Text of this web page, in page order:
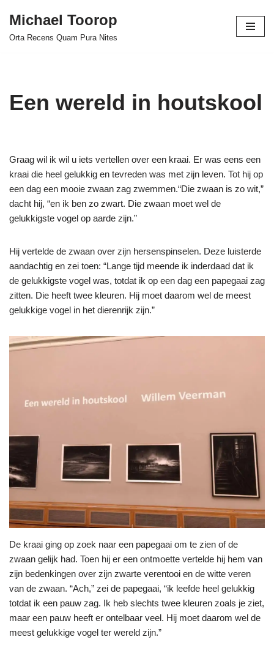
Ga
Michael Toorop
Orta Recens Quam Pura Nites
Een wereld in houtskool
Graag wil ik wil u iets vertellen over een kraai. Er was eens een
kraai die heel gelukkig en tevreden was met zijn leven. Tot hij op
een dag een mooie zwaan zag zwemmen.“Die zwaan is zo wit,”
dacht hij, “en ik ben zo zwart. Die zwaan moet wel de
gelukkigste vogel op aarde zijn.”
Hij vertelde de zwaan over zijn hersenspinselen. Deze luisterde
aandachtig en zei toen: “Lange tijd meende ik inderdaad dat ik
de gelukkigste vogel was, totdat ik op een dag een papegaai zag
zitten. Die heeft twee kleuren. Hij moet daarom wel de meest
gelukkige vogel in het dierenrijk zijn.”
De kraai ging op zoek naar een papegaai om te zien of de
zwaan gelijk had. Toen hij er een ontmoette vertelde hij hem van
zijn bedenkingen over zijn zwarte verentooi en de witte veren
van de zwaan. “Ach,” zei de papegaai, “ik leefde heel gelukkig
totdat ik een pauw zag. Ik heb slechts twee kleuren zoals je ziet,
maar een pauw heeft er ontelbaar veel. Hij moet daarom wel de
meest gelukkige vogel ter wereld zijn.”